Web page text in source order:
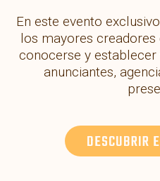
En este evento
los mayores
conocerse y
anunciantes,
DESCUBRIR